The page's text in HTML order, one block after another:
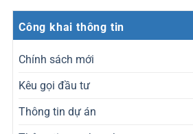
Công khai thông tin
Chính sách mới
Kêu gọi đầu tư
Thông tin dự án